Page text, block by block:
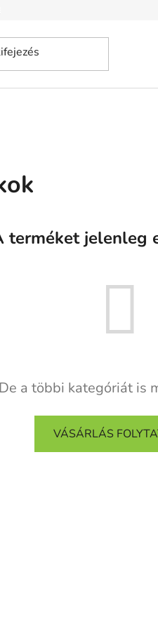
terméket jelenleg
De a többi kategóriát is
VÁSÁRLÁS